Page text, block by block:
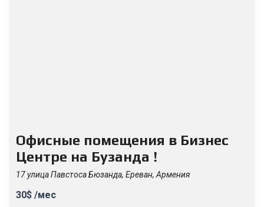
Офисные помещения в Бизнес
Центре на Бузанда !
17 улица Павстоса Бюзанда, Ереван, Армения
30$ /мес